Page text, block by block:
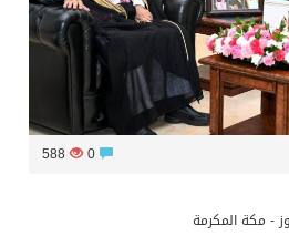
الهولندي مارينو بوستش يخلف يايسله في تدريب الاهلي
588
- مكة المكرمة